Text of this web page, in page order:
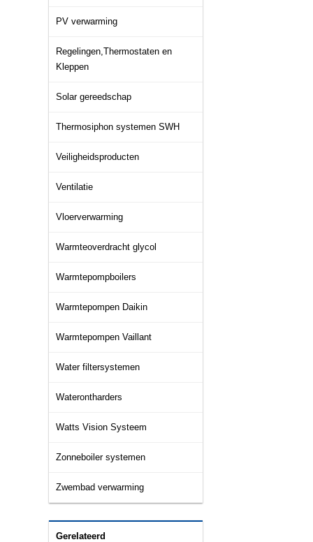
PV verwarming
Regelingen,Thermostaten en
Kleppen
Solar gereedschap
Thermosiphon systemen SWH
Veiligheidsproducten
Ventilatie
Vloerverwarming
Warmteoverdracht glycol
Warmtepompboilers
Warmtepompen Daikin
Warmtepompen Vaillant
Water filtersystemen
Waterontharders
Watts Vision Systeem
Zonneboiler systemen
Zwembad verwarming
Gerelateerd